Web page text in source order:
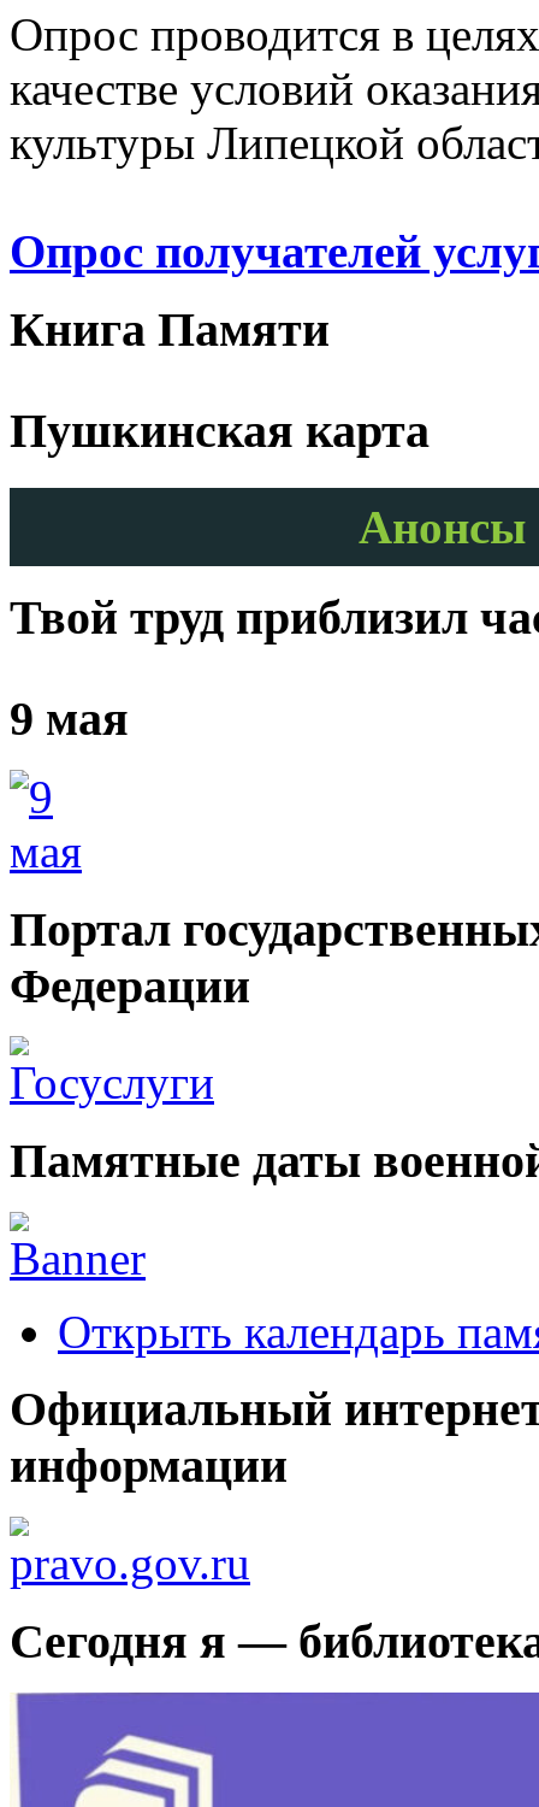
Опрос проводится в
качестве условий
культуры Липецкой
Опрос получателей
Книга Памяти
Пушкинская карта
Анонсы
Твой труд приблизил
9 мая
Портал
Федерации
Памятные даты
Открыть календарь
Официальный
информации
Сегодня я —